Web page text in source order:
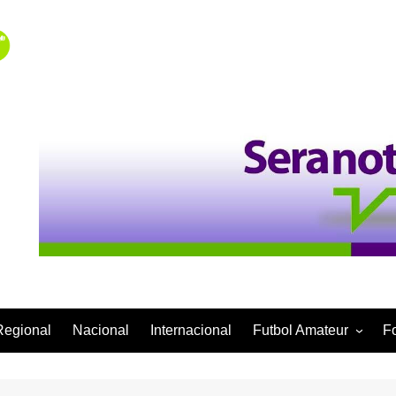
Nacional Internacional Futbol Amateur